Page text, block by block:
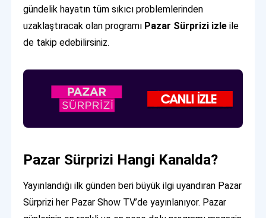
gündelik hayatın tüm sıkıcı problemlerinden
uzaklaştıracak olan programı Pazar Sürprizi izleile
de takip edebilirsiniz.
Pazar Sürprizi Hangi Kanalda?
Yayınlandığı ilk günden beri büyük ilgi uyandıran Pazar
Sürprizi her Pazar Show TV’de yayınlanıyor. Pazar